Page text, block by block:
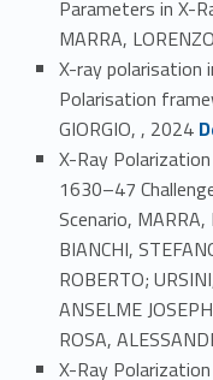
Parameters in X-
MARRA,
X-ray polarisation
Polarisation
GIORGIO, , 2024 Link identifier #identifier_person_159543-62
X-Ray
1630–47
Scenario, MARRA,
BIANCHI,
ROBERTO;
ANSELME
ROSA,
X-Ray